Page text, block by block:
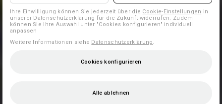
Ihre Einwilligung können Sie jederzeit über die Cookie-Einstellungen in
unserer Datenschutzerklärung für die Zukunft widerrufen. Zudem
können Sie Ihre Auswahl unter "Cookies konfigurieren" individuell
anpassen
Weitere Informationen siehe Datenschutzerklärung
Cookies konfigurieren
Alle ablehnen